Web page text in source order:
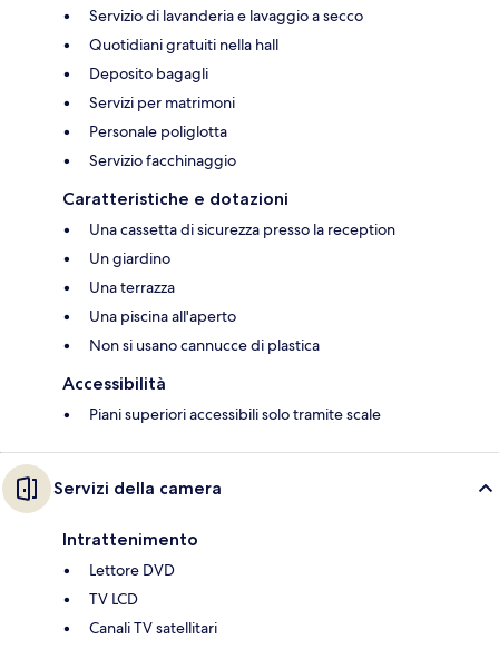
Servizio di lavanderia e lavaggio a secco
Quotidiani gratuiti nella hall
Deposito bagagli
Servizi per matrimoni
Personale poliglotta
Servizio facchinaggio
Caratteristiche e dotazioni
Una cassetta di sicurezza presso la reception
Un giardino
Una terrazza
Una piscina all'aperto
Non si usano cannucce di plastica
Accessibilità
Piani superiori accessibili solo tramite scale
Servizi della camera
Intrattenimento
Lettore DVD
TV LCD
Canali TV satellitari